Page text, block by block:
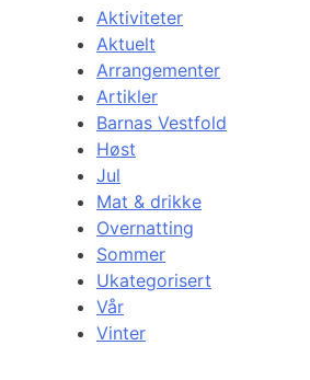
Aktiviteter
Aktuelt
Arrangementer
Artikler
Barnas Vestfold
Høst
Jul
Mat & drikke
Overnatting
Sommer
Ukategorisert
Vår
Vinter